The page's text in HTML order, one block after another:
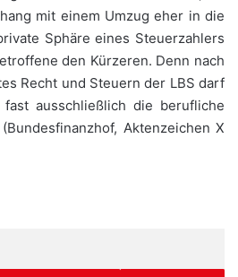
mit einem Umzug eher in die
Sphäre eines Steuerzahlers
den Kürzeren. Denn nach
Recht und Steuern der LBS darf
ausschließlich die berufliche
Aktenzeichen X